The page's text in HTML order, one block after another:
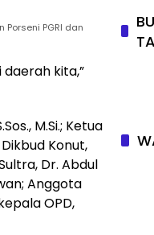
PGRI dan
kita,”
M.Si.; Ketua
Dikbud Konut,
Dr. Abdul
Anggota
OPD,